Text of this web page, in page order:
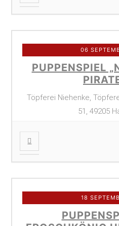
06
PUPPENSPIEL
Töpferei Niehenke,
51, 49205
18